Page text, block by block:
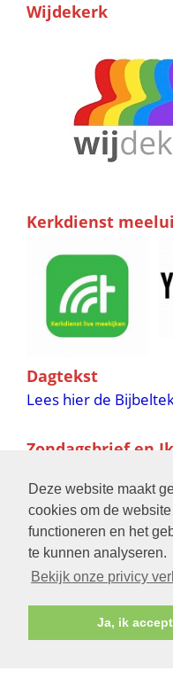
Deze website maakt
cookies om de
functioneren en het
te kunnen analyseren.
Bekijk onze privicy
Ja, ik
Wijdekerk
Kerkdienst
Dagtekst
Lees hier de
Zondagsbrief en
de
Bijbelschool